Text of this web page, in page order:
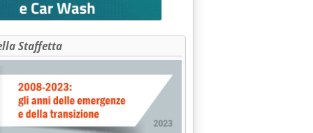
Staffetta